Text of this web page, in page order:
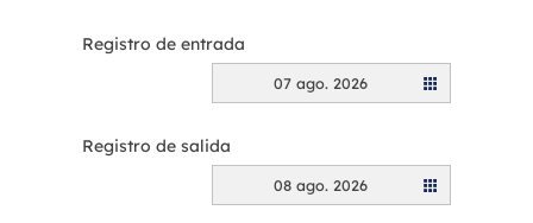
Registro de entrada
07 ago. 2026
Registro de salida
08 ago. 2026